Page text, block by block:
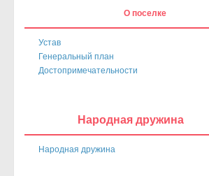
О поселке
Устав
Генеральный план
Достопримечательности
Народная дружина
Народная дружина